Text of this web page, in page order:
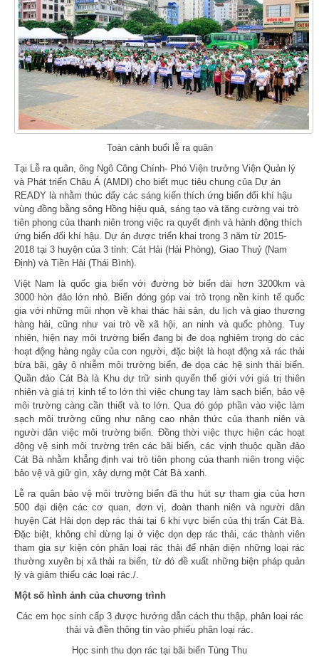
Toàn cảnh buổi lễ ra quân
Tại Lễ ra quân, ông Ngô Công Chính- Phó Viện trưởng Viện Quản lý
và Phát triển Châu Á (AMDI) cho biết mục tiêu chung của Dự án
READY là nhằm thúc đẩy các sáng kiến thích ứng biến đổi khí hậu
vùng đồng bằng sông Hồng hiệu quả, sáng tạo và tăng cường vai trò
tiên phong của thanh niên trong việc ra quyết định và hành động thích
ứng biến đổi khí hậu. Dự án được triển khai trong 3 năm từ 2015-
2018 tại 3 huyện của 3 tỉnh: Cát Hải (Hải Phòng), Giao Thuỷ (Nam
Định) và Tiền Hải (Thái Bình).
Việt Nam là quốc gia biển với đường bờ biển dài hơn 3200km và
3000 hòn đảo lớn nhỏ. Biển đóng góp vai trò trong nền kinh tế quốc
gia với những mũi nhọn về khai thác hải sản, du lịch và giao thương
hàng hải, cũng như vai trò về xã hội, an ninh và quốc phòng. Tuy
nhiên, hiện nay môi trường biển đang bị đe doạ nghiêm trọng do các
hoạt động hàng ngày của con người, đặc biệt là hoạt động xả rác thải
bừa bãi, gây ô nhiễm môi trường biển, đe dọa các hệ sinh thái biển.
Quần đảo Cát Bà là Khu dự trữ sinh quyển thế giới với giá trị thiên
nhiên và giá trị kinh tế to lớn thì việc chung tay làm sạch biển, bảo vệ
môi trường càng cần thiết và to lớn. Qua đó góp phần vào việc làm
sạch môi trường cũng như nâng cao nhận thức của thanh niên và
người dân việc môi trường biển. Đồng thời việc thực hiện các hoạt
động vệ sinh môi trường trên các bãi biển, các vịnh thuộc quần đảo
Cát Bà nhằm khẳng định vai trò tiên phong của thanh niên trong việc
bảo vệ và giữ gìn, xây dựng một Cát Bà xanh.
Lễ ra quân bảo vệ môi trường biển đã thu hút sự tham gia của hơn
500 đại diện các cơ quan, đơn vị, đoàn thanh niên và người dân
huyện Cát Hải dọn dẹp rác thải tại 6 khi vực biển của thị trấn Cát Bà.
Đặc biệt, không chỉ dừng lại ở việc dọn dẹp rác thải, các thành viên
tham gia sự kiện còn phân loại rác thải để nhận diện những loại rác
thường xuyên bị xả thải ra biển, từ đó đề xuất những biện pháp quản
lý và giảm thiểu các loại rác./.
Một số hình ảnh của chương trình
Các em học sinh cấp 3 được hướng dẫn cách thu thập, phân loại rác
thải và điền thông tin vào phiếu phân loại rác.
Học sinh thu dọn rác tại bãi biển Tùng Thu